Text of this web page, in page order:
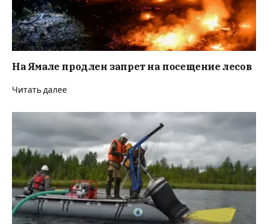
На Ямале продлен запрет на посещение лесов
Читать далее